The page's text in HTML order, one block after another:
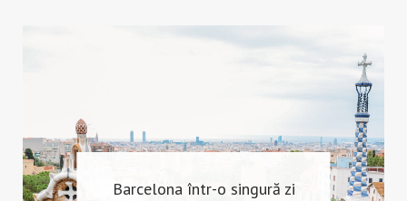
Barcelona într-o singură zi